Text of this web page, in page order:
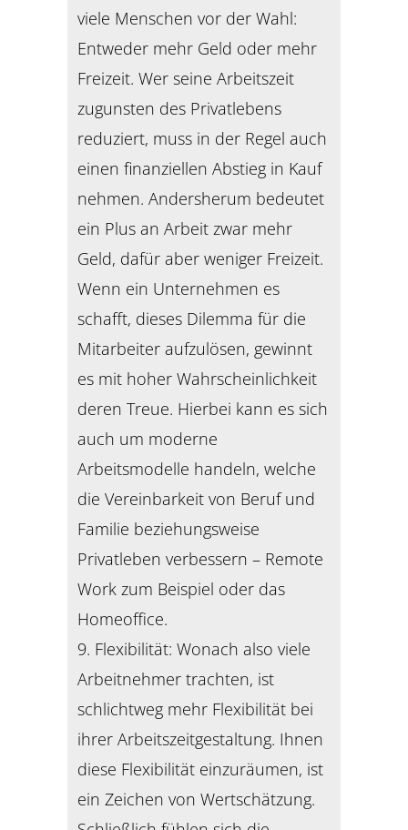
viele Menschen vor der Wahl:
Entweder mehr Geld oder mehr
Freizeit. Wer seine Arbeitszeit
zugunsten des Privatlebens
reduziert, muss in der Regel auch
einen finanziellen Abstieg in Kauf
nehmen. Andersherum bedeutet
ein Plus an Arbeit zwar mehr
Geld, dafür aber weniger Freizeit.
Wenn ein Unternehmen es
schafft, dieses Dilemma für die
Mitarbeiter aufzulösen, gewinnt
es mit hoher Wahrscheinlichkeit
deren Treue. Hierbei kann es sich
auch um moderne
Arbeitsmodelle handeln, welche
die Vereinbarkeit von Beruf und
Familie beziehungsweise
Privatleben verbessern – Remote
Work zum Beispiel oder das
Homeoffice.
9. Flexibilität: Wonach also viele
Arbeitnehmer trachten, ist
schlichtweg mehr Flexibilität bei
ihrer Arbeitszeitgestaltung. Ihnen
diese Flexibilität einzuräumen, ist
ein Zeichen von Wertschätzung.